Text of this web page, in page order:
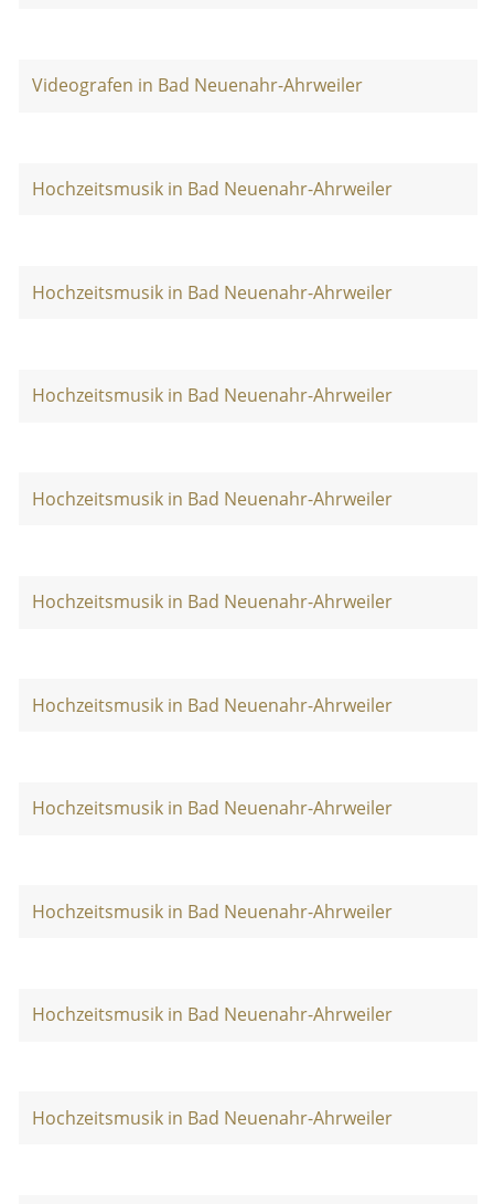
Videografen in Bad Neuenahr-Ahrweiler
Hochzeitsmusik in Bad Neuenahr-Ahrweiler
Hochzeitsmusik in Bad Neuenahr-Ahrweiler
Hochzeitsmusik in Bad Neuenahr-Ahrweiler
Hochzeitsmusik in Bad Neuenahr-Ahrweiler
Hochzeitsmusik in Bad Neuenahr-Ahrweiler
Hochzeitsmusik in Bad Neuenahr-Ahrweiler
Hochzeitsmusik in Bad Neuenahr-Ahrweiler
Hochzeitsmusik in Bad Neuenahr-Ahrweiler
Hochzeitsmusik in Bad Neuenahr-Ahrweiler
Hochzeitsmusik in Bad Neuenahr-Ahrweiler